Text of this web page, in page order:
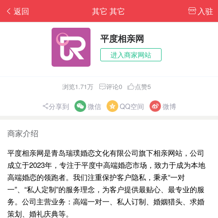
返回 入驻
其它 其它
平度相亲网
进入商家网站
浏览1.71万 评论0 点赞5
分享到 微信 QQ空间 微博
商家介绍
平度相亲网是青岛瑞璞婚恋文化有限公司旗下相亲网站，公司
成立于2023年，专注于平度中高端婚恋市场，致力于成为本地
高端婚恋的领跑者。我们注重保护客户隐私，秉承“一对
一”、“私人定制”的服务理念，为客户提供最贴心、最专业的服
务。公司主营业务：高端一对一、私人订制、婚姻猎头、求婚
策划、婚礼庆典等。